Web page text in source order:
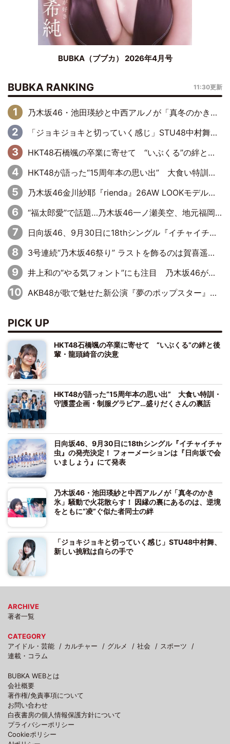
BUBKA（ブブカ） 2026年4月号
BUBKA RANKING 11:30更新
乃木坂46・池田瑛紗と中西アルノが「真冬のかき氷」騒動で火花散らす！ 因縁の裏にあるのは、逆境をともに“凌”ぐ似た者同士の絆
「ジョキジョキと切っていく感じ」STU48中村舞、新しい挑戦は自らの手で
HKT48石橋颯の卒業に寄せて “いぶくる”の絆と後輩・龍頭綺音の決意
HKT48が語った“15周年本の思い出” 大食い特訓・守護霊企画・制服グラビア…盛りだくさんの裏話
乃木坂46金川紗耶『rienda』26AW LOOKモデルに就任
“福太郎愛”で話題…乃木坂46一ノ瀬美空、地元福岡『めんべい25周年トップサポーター』に就任
日向坂46、9月30日に18thシングル『イチャイチャ虫』の発売決定！ フォーメーションは『日向坂で会いましょう』にて発表
3号連続“乃木坂46祭り” ラストを飾るのは賀喜遥香…5年ぶりの登場に「5年分大人になった私を見ていただけたら」
井上和の“やる気フォント”にも注目 乃木坂46が挑んだ書道パフォーマンスの舞台裏
AKB48が歌で魅せた新公演『夢のポップスター』 初日から全身全霊のステージ
PICK UP
HKT48石橋颯の卒業に寄せて “いぶくる”の絆と後
輩・龍頭綺音の決意
HKT48が語った“15周年本の思い出” 大食い特訓・
守護霊企画・制服グラビア…盛りだくさんの裏話
日向坂46、9月30日に18thシングル『イチャイチャ
虫』の発売決定！ フォーメーションは『日向坂で会
いましょう』にて発表
乃木坂46・池田瑛紗と中西アルノが「真冬のかき
氷」騒動で火花散らす！ 因縁の裏にあるのは、逆境
をともに“凌”ぐ似た者同士の絆
「ジョキジョキと切っていく感じ」STU48中村舞、
新しい挑戦は自らの手で
ARCHIVE
著者一覧
CATEGORY
アイドル・芸能
カルチャー グルメ 社会
スポーツ
連載・コラム
BUBKA WEBとは
会社概要
著作権/免責事項について
お問い合わせ
白夜書房の個人情報保護方針について
プライバシーポリシー
Cookieポリシー